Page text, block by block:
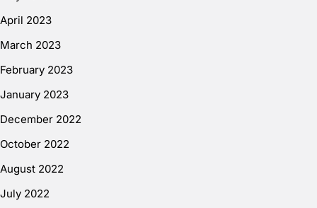
April 2023
March 2023
February 2023
January 2023
December 2022
October 2022
August 2022
July 2022